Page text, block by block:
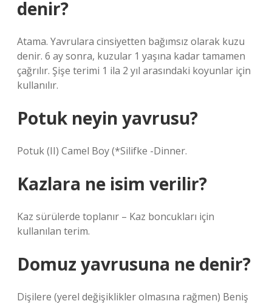
denir?
Atama. Yavrulara cinsiyetten bağımsız olarak kuzu
denir. 6 ay sonra, kuzular 1 yaşına kadar tamamen
çağrılır. Şişe terimi 1 ila 2 yıl arasındaki koyunlar için
kullanılır.
Potuk neyin yavrusu?
Potuk (II) Camel Boy (*Silifke -Dinner.
Kazlara ne isim verilir?
Kaz sürülerde toplanır – Kaz boncukları için
kullanılan terim.
Domuz yavrusuna ne denir?
Dişilere (yerel değişiklikler olmasına rağmen) Beniş